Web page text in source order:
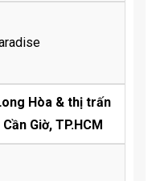
Hòa & thị trấn
Giờ, TP.HCM